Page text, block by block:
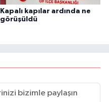
Kapalı kapılar ardında ne
görüşüldü